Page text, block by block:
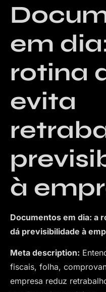
em
rotina
evita
à
Documentos em dia: a
dá previsibilidade à
Meta description:
fiscais, folha,
empresa reduz